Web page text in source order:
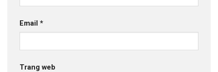
Email *
Trang web